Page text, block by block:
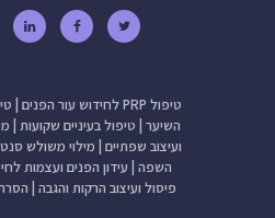
טיפול PRP לחידוש עור הפנים
השיער טיפול בעיניים שקועות
ועיצוב שפתיים מילוי משולש
השפה עידון הפנים ועצמות
פיסול ועיצוב הרקות והגבה